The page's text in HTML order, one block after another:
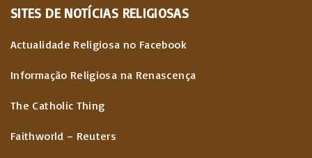
SITES DE NOTÍCIAS RELIGIOSAS
Actualidade Religiosa no Facebook
Informação Religiosa na Renascença
The Catholic Thing
Faithworld – Reuters